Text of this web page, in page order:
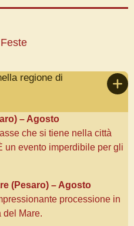
regione di
– Agosto
che si tiene nella città
un evento imperdibile per gli
(Pesaro) – Agosto
processione in
del Mare.